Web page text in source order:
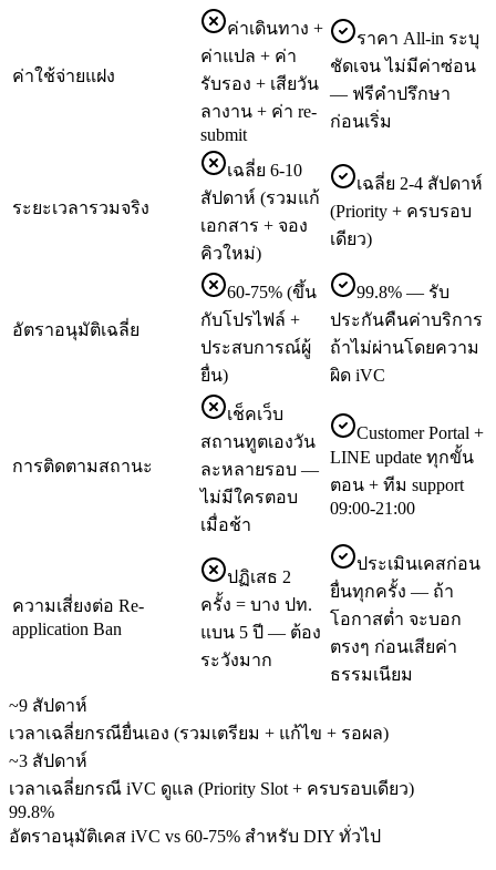
ค่าใช้จ่ายแฝง
ค่าเดินทาง +
ค่าแปล + ค่า
รับรอง + เสียวัน
ลางาน + ค่า re-
submit
ราคา All-in ระบุ
ชัดเจน ไม่มีค่าซ่อน
— ฟรีคำปรึกษา
ก่อนเริ่ม
ระยะเวลารวมจริง
เฉลี่ย 6-10
สัปดาห์ (รวมแก้
เอกสาร + จอง
คิวใหม่)
เฉลี่ย 2-4 สัปดาห์
(Priority + ครบรอบ
เดียว)
อัตราอนุมัติเฉลี่ย
60-75% (ขึ้น
กับโปรไฟล์ +
ประสบการณ์ผู้
ยื่น)
99.8% — รับ
ประกันคืนค่าบริการ
ถ้าไม่ผ่านโดยความ
ผิด iVC
การติดตามสถานะ
เช็คเว็บ
สถานทูตเองวัน
ละหลายรอบ —
ไม่มีใครตอบ
เมื่อช้า
Customer Portal +
LINE update ทุกขั้น
ตอน + ทีม support
09:00-21:00
ความเสี่ยงต่อ Re-
application Ban
ปฏิเสธ 2
ครั้ง = บาง ปท.
แบน 5 ปี — ต้อง
ระวังมาก
ประเมินเคสก่อน
ยื่นทุกครั้ง — ถ้า
โอกาสต่ำ จะบอก
ตรงๆ ก่อนเสียค่า
ธรรมเนียม
~9 สัปดาห์
เวลาเฉลี่ยกรณียื่นเอง (รวมเตรียม + แก้ไข + รอผล)
~3 สัปดาห์
เวลาเฉลี่ยกรณี iVC ดูแล (Priority Slot + ครบรอบเดียว)
99.8%
อัตราอนุมัติเคส iVC vs 60-75% สำหรับ DIY ทั่วไป